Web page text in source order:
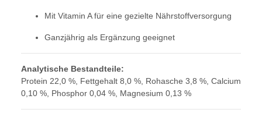
Mit Vitamin A für eine gezielte Nährstoffversorgung
Ganzjährig als Ergänzung geeignet
Analytische Bestandteile:
Protein 22,0 %, Fettgehalt 8,0 %, Rohasche 3,8 %, Calcium
0,10 %, Phosphor 0,04 %, Magnesium 0,13 %